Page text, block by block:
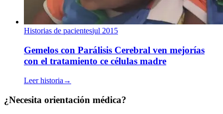
Historias de pacientesjul 2015
Gemelos con Parálisis Cerebral ven mejorías
con el tratamiento ce células madre
Leer historia →
¿Necesita orientación médica?